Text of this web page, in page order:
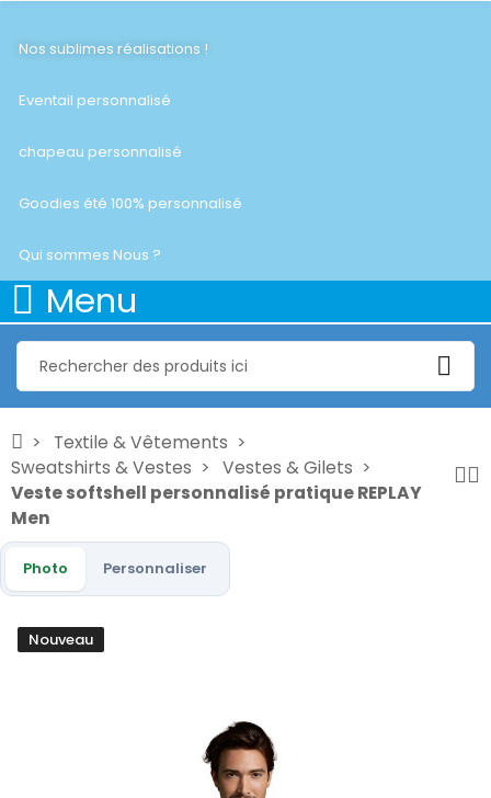
Nos sublimes réalisations !
Eventail personnalisé
chapeau personnalisé
Goodies été 100% personnalisé
Qui sommes Nous ?
Menu
Textile & Vêtements
Sweatshirts & Vestes
Vestes & Gilets
Veste softshell personnalisé pratique REPLAY
Men
Photo Personnaliser
Nouveau